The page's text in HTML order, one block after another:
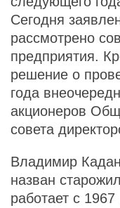
Сегодня
рассмотрено
предприятия.
решение о
года
акционеров
совета
Владимир
назван
работает с 1967